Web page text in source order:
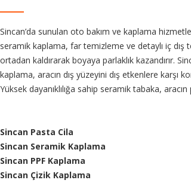
Sincan’da sunulan oto bakım ve kaplama
seramik kaplama, far temizleme ve detaylı iç
ortadan kaldırarak boyaya parlaklık kazandırır.
kaplama, aracın dış yüzeyini dış etkenlere karşı
Yüksek dayanıklılığa sahip seramik tabaka,
Sincan Pasta Cila
Sincan Seramik Kaplama
Sincan PPF Kaplama
Sincan Çizik Kaplama